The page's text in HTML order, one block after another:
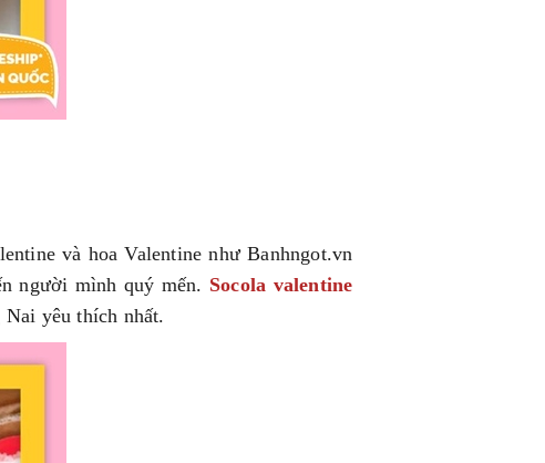
và hoa Valentine như Banhngot.vn
người mình quý mến. Socola valentine
yêu thích nhất.